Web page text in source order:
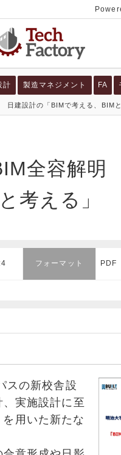
計 製造マネジメント FA
建設計の「BIMで考える、BIMと
全容解
考える」
フォーマット PDF
スの新校舎設
実施設計に至
用いた新たな